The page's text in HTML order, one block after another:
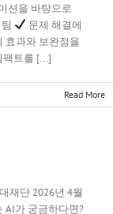
션을 바탕으로
문제 해결에
효과와 보완점을
팩트를 [...]
Read More
재단 2026년 4월
AI가 궁금하다면?